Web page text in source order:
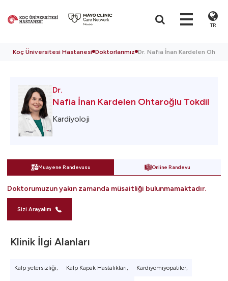
TR
Koç Üniversitesi Hastanesi Doktorlarımız Dr. Nafia İnan Kardelen
Dr.
Nafia İnan Kardelen Ohtaroğlu Tokdil
Kardiyoloji
Muayene Randevusu Online Randevu
Doktorumuzun yakın zamanda müsaitliği bulunmamaktadır.
Sizi Arayalım
Klinik İlgi Alanları
Kalp yetersizliği, Kalp Kapak Hastalıkları, Kardiyomiyopatiler,